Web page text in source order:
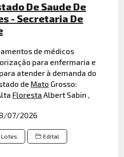
De Saude De
- Secretaria De
de médicos
para enfermaria e
atender à demanda do
de Mato Grosso:
Floresta Albert Sabin ,
07/2026
Lotes Edital